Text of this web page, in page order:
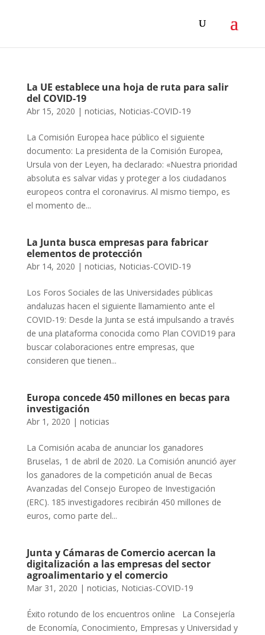
La UE establece una hoja de ruta para salir
del COVID-19
Abr 15, 2020 | noticias, Noticias-COVID-19
La Comisión Europea hace público el siguiente
documento: La presidenta de la Comisión Europea,
Ursula von der Leyen, ha declarado: «Nuestra prioridad
absoluta es salvar vidas y proteger a los ciudadanos
europeos contra el coronavirus. Al mismo tiempo, es
el momento de...
La Junta busca empresas para fabricar
elementos de protección
Abr 14, 2020 | noticias, Noticias-COVID-19
Los Foros Sociales de las Universidades públicas
andaluzas hacen el siguiente llamamiento ante el
COVID-19: Desde la Junta se está impulsando a través
de una plataforma conocida como Plan COVID19 para
buscar colaboraciones entre empresas, que
consideren que tienen...
Europa concede 450 millones en becas para
investigación
Abr 1, 2020 | noticias
La Comisión acaba de anunciar los ganadores
Bruselas, 1 de abril de 2020. La Comisión anunció ayer
los ganadores de la competición anual de Becas
Avanzadas del Consejo Europeo de Investigación
(ERC). 185 investigadores recibirán 450 millones de
euros, como parte del...
Junta y Cámaras de Comercio acercan la
digitalización a las empresas del sector
agroalimentario y el comercio
Mar 31, 2020 | noticias, Noticias-COVID-19
Éxito rotundo de los encuentros online La Consejería
de Economía, Conocimiento, Empresas y Universidad y